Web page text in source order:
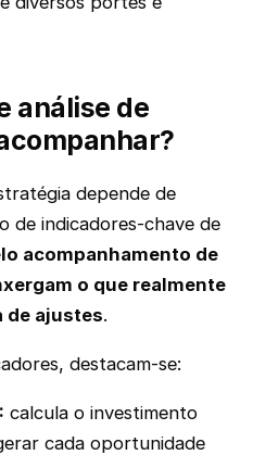
análise de
depende de
de indicadores-chave de
acompanhamento de
o que realmente
de ajustes.
destacam-se:
calcula o investimento
cada oportunidade